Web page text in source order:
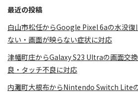
最近の投稿
白山市松任からGoogle Pixel 6aの水没復
ない・画面が映らない症状に対応
津幡町庄からGalaxy S23 Ultraの画面交
良・タッチ不良に対応
内灘町大根布からNintendo Switch Lite